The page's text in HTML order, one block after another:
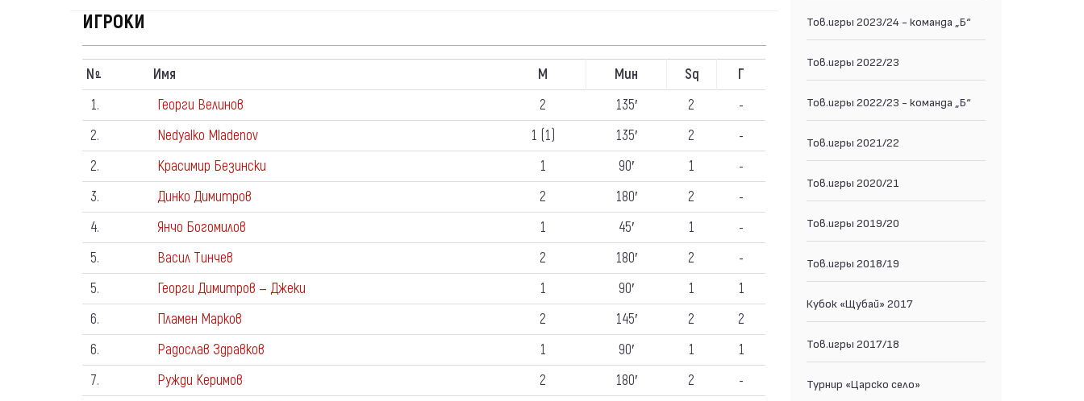
ИГРОКИ
Nº Имя М Мин Sq
Г
1.
Георги Велинов 2 135′ 2
-
2.
Nedyalko Mladenov 1 (1) 135′ 2
-
2.
Красимир Безински 1 90′ 1
-
3.
Динко Димитров 2 180′ 2
-
4.
Янчо Богомилов 1 45′ 1
-
5.
Васил Тинчев 2 180′ 2
-
5.
Георги Димитров — Джеки 1 90′ 1
1
6.
Пламен Марков 2 145′ 2
2
6.
Радослав Здравков 1 90′ 1
1
7.
Ружди Керимов 2 180′ 2
-
Тов.игры 2023/24 - команда „Б“
Тов.игры 2022/23
Тов.игры 2022/23 - команда „Б“
Тов.игры 2021/22
Тов.игры 2020/21
Тов.игры 2019/20
Тов.игры 2018/19
Кубок «Щубай» 2017
Тов.игры 2017/18
Турнир «Царско село»